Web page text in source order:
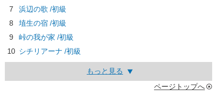
7
浜辺の歌 /初級
8
埴生の宿 /初級
9
峠の我が家 /初級
10 シチリアーナ /初級
もっと見る
ページトップへ